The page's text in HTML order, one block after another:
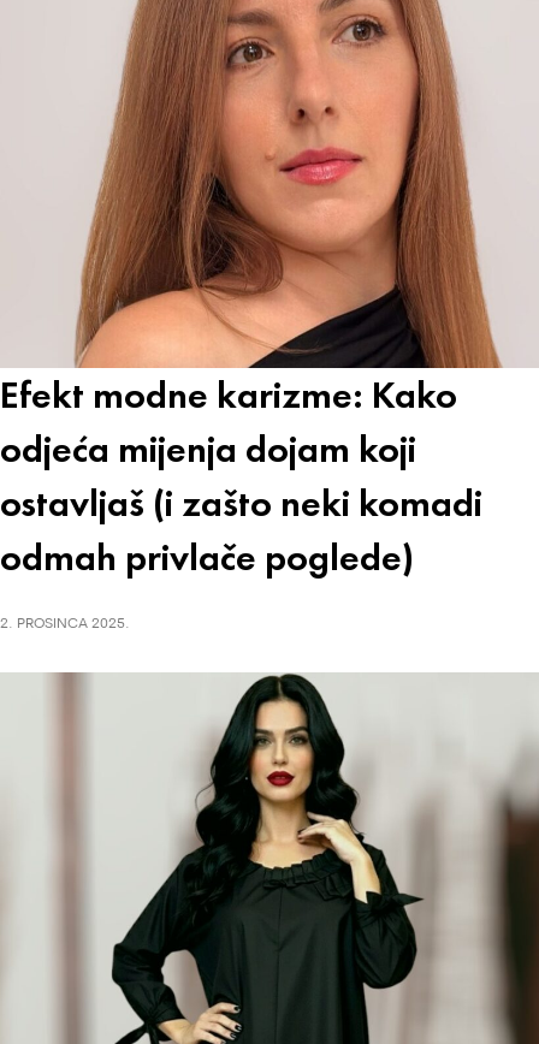
Efekt modne karizme: Kako
odjeća mijenja dojam koji
ostavljaš (i zašto neki komadi
odmah privlače poglede)
2. PROSINCA 2025.